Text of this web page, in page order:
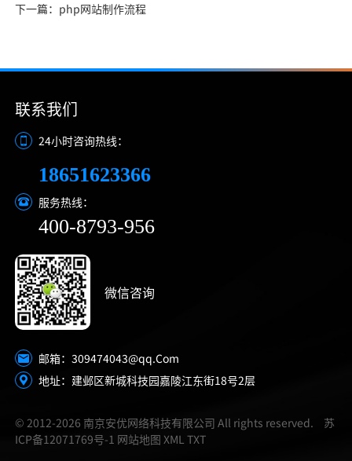
下一篇：php网站制作流程
联系我们
24小时咨询热线：
18651623366
服务热线：
400-8793-956
微信咨询
邮箱： 309474043@qq.Com
地址：建邺区新城科技园嘉陵江东街18号2层
© 2012-2026 南京安优网络科技有限公司 All rights reserved.
苏
ICP备12071769号-1 网站地图 XML TXT